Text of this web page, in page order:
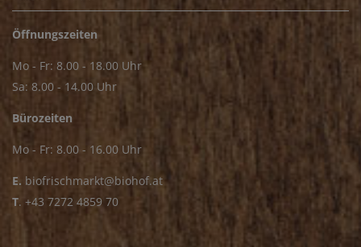
Öffnungszeiten
Mo - Fr: 8.00 - 18.00 Uhr
Sa: 8.00 - 14.00 Uhr
Bürozeiten
Mo - Fr: 8.00 - 16.00 Uhr
E. biofrischmarkt@biohof.at
T. +43 7272 4859 70